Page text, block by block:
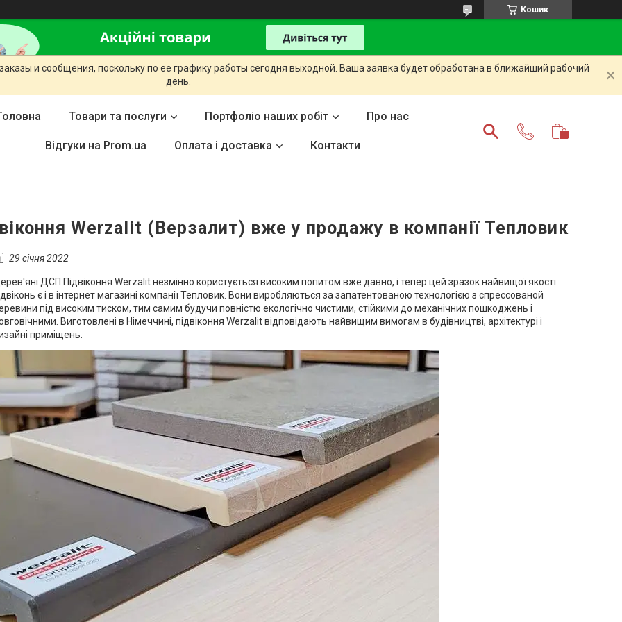
Кошик
и сообщения, поскольку по ее графику работы сегодня выходной. Ваша заявка будет обработана в ближайший рабочий
день.
Товари та послуги Портфоліо наших робіт Про нас
Відгуки на Prom.ua Оплата і доставка Контакти
Werzalit (Верзалит) вже у продажу в компанії Тепловик
29 січня 2022
ДСП Підвіконня Werzalit незмінно користується високим попитом вже давно, і тепер цей зразок найвищої якості
є і в інтернет магазині компанії Тепловик. Вони виробляються за запатентованою технологією з спрессованой
під високим тиском, тим самим будучи повністю екологічно чистими, стійкими до механічних пошкоджень і
Виготовлені в Німеччині, підвіконня Werzalit відповідають найвищим вимогам в будівництві, архітектурі і
приміщень.